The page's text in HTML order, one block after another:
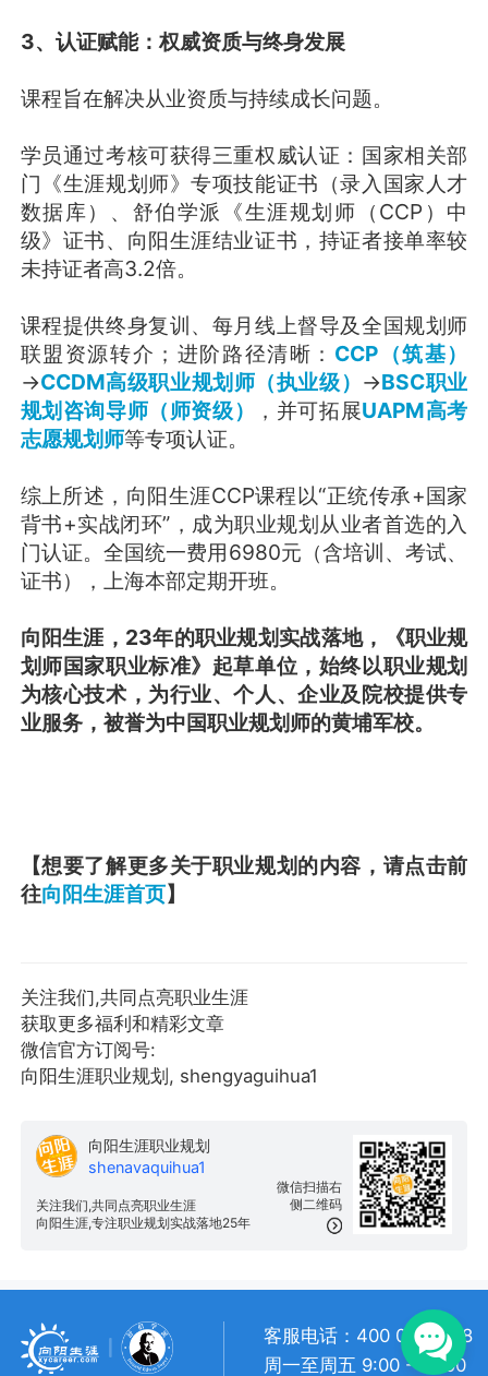
3、认证赋能：权威资质与终身发展
课程旨在解决从业资质与持续成长问题。
学员通过考核可获得三重权威认证：国家相关部
门《生涯规划师》专项技能证书（录入国家人才
数据库）、舒伯学派《生涯规划师（CCP）中
级》证书、向阳生涯结业证书，持证者接单率较
未持证者高3.2倍。
课程提供终身复训、每月线上督导及全国规划师
联盟资源转介；进阶路径清晰： CCP（筑基）
→CCDM高级职业规划师（执业级） →BSC职业
规划咨询导师（师资级）
，并可拓展UAPM高考
志愿规划师等专项认证。
综上所述，向阳生涯CCP课程以“正统传承+国家
背书+实战闭环”，成为职业规划从业者首选的入
门认证。全国统一费用6980元（含培训、考试、
证书），上海本部定期开班。
向阳生涯，23年的职业规划实战落地，《职业规
划师国家职业标准》起草单位，始终以职业规划
为核心技术，为行业、个人、企业及院校提供专
业服务，被誉为中国职业规划师的黄埔军校。
【想要了解更多关于职业规划的内容，请点击前
往向阳生涯首页】
关注我们,共同点亮职业生涯
获取更多福利和精彩文章
微信官方订阅号:
向阳生涯职业规划, shengyaguihua1
微信扫描右
侧二维码
向阳生涯职业规划
shenavaquihua1
关注我们,共同点亮职业生涯
向阳生涯,专注职业规划实战落地25年
客服电话：400 057 1108
周一至周五 9:00 - 18:00